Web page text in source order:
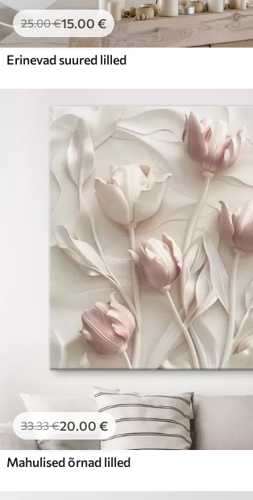
25.00€15.00 €
Erinevad suured lilled
33.33€20.00 €
Mahulised õrnad lilled